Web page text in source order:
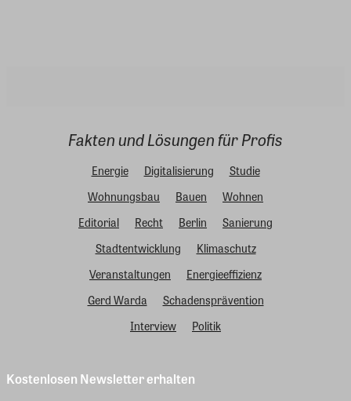
Fakten und Lösungen für Profis
Energie Digitalisierung
Studie
Wohnungsbau
Bauen
Wohnen
Editorial
Recht Berlin
Sanierung
Stadtentwicklung
Klimaschutz
Veranstaltungen
Energieeffizienz
Gerd Warda
Schadensprävention
Interview
Politik
Kostenlosen Newsletter erhalten